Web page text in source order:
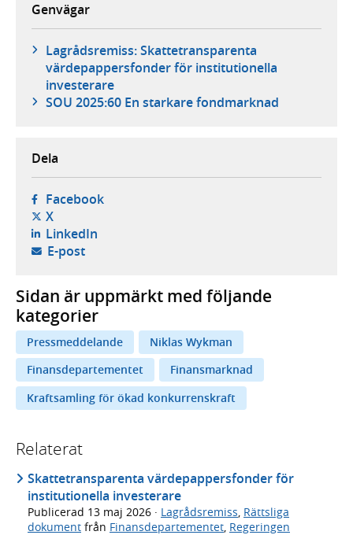
Genvägar
Lagrådsremiss: Skattetransparenta
värdepappersfonder för institutionella
investerare
SOU 2025:60 En starkare fondmarknad
Dela
Facebook- öppnas i ny flik, extern webbplats,
X- öppnas i ny flik, extern webbplats,
LinkedIn- öppnas i ny flik, extern webbplats,
E-post- öppnar din e-postklient,
Sidan är uppmärkt med följande
kategorier
Pressmeddelande
Niklas Wykman
Finansdepartementet
Finansmarknad
Kraftsamling för ökad konkurrenskraft
Relaterat
Skattetransparenta värdepappersfonder för
institutionella investerare
Publicerad 13 maj 2026 · Lagrådsremiss, Rättsliga
dokument från Finansdepartementet, Regeringen